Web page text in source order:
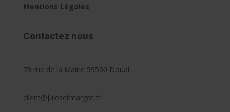
Mentions Légales
Contactez nous
78 rue de la Mairie 59500 Douai
client@julesetmargot.fr